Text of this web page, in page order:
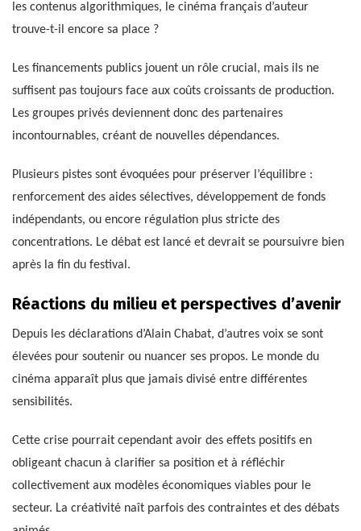
les contenus algorithmiques, le cinéma français d’auteur
trouve-t-il encore sa place ?
Les financements publics jouent un rôle crucial, mais ils ne
suffisent pas toujours face aux coûts croissants de production.
Les groupes privés deviennent donc des partenaires
incontournables, créant de nouvelles dépendances.
Plusieurs pistes sont évoquées pour préserver l’équilibre :
renforcement des aides sélectives, développement de fonds
indépendants, ou encore régulation plus stricte des
concentrations. Le débat est lancé et devrait se poursuivre bien
après la fin du festival.
Réactions du milieu et perspectives d’avenir
Depuis les déclarations d’Alain Chabat, d’autres voix se sont
élevées pour soutenir ou nuancer ses propos. Le monde du
cinéma apparaît plus que jamais divisé entre différentes
sensibilités.
Cette crise pourrait cependant avoir des effets positifs en
obligeant chacun à clarifier sa position et à réfléchir
collectivement aux modèles économiques viables pour le
secteur. La créativité naît parfois des contraintes et des débats